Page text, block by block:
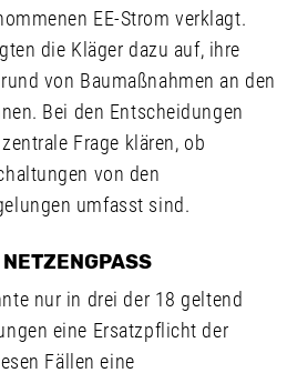
EE-Strom verklagt.
die Kläger dazu auf, ihre
von Baumaßnahmen an den
Bei den Entscheidungen
Frage klären, ob
von den
umfasst sind.
nur in drei der 18 geltend
eine Ersatzpflicht der
Fällen eine